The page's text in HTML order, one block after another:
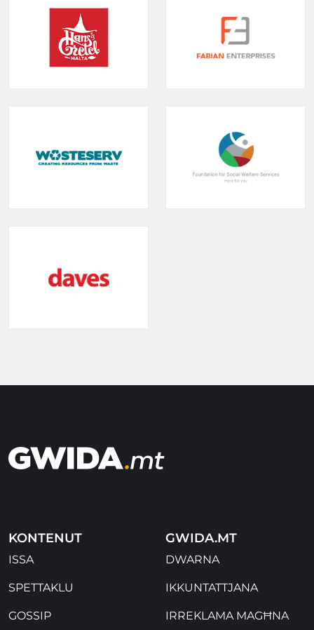
KONTENUT
ISSA
SPETTAKLU
GOSSIP
GWIDA.MT
DWARNA
IKKUNTATTJANA
IRREKLAMA MAGĦNA